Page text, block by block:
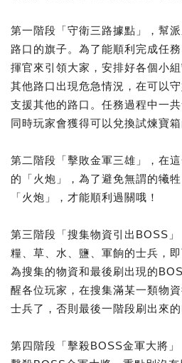
第一階段「守衛三路據點」，幫
路口的旗子。為了能順利完成任
揮官來引領大家，安排好各個小
其他路口出現危急情況，在可以
支援其他的路口。任務過程中一
同時玩家會獲得可以兌換試煉寶箱
第二階段「擊敗金軍三雄」，在
的「火炮」，為了避免無謂的犧
「火炮」，才能順利過關哦！
第三階段「搜集物資引出BOSS
糧、草、水、鹽、軍餉的士兵，
為搜集的物資和最後刷出現的
醒各位玩家，在搜集滿某一類物
士兵了，否則最後一階段刷出來
第四階段「擊殺BOSS金軍大將